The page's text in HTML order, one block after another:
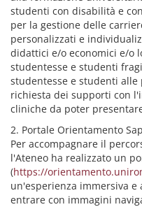
studenti con disabilità e
per la gestione delle
personalizzati e
didattici e/o economici e/o
studentesse e studenti
studentesse e studenti
richiesta dei supporti con
cliniche da poter
2. Portale Orientamento
Per accompagnare il
l'Ateneo ha realizzato un
(https://
un'esperienza immersiva
entrare con immagini